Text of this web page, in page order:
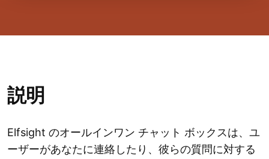
説明
Elfsight のオールインワン チャット ボックスは、ユ
ーザーがあなたに連絡したり、彼らの質問に対する